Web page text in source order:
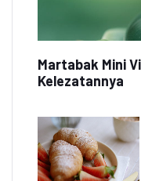
Martabak Mini
Kelezatannya